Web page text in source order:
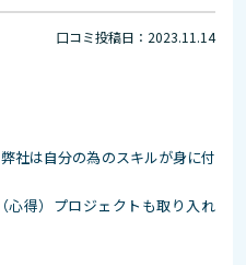
口コミ投稿日：2023.11.14
社は自分の為のスキルが身に付
心得）プロジェクトも取り入れ